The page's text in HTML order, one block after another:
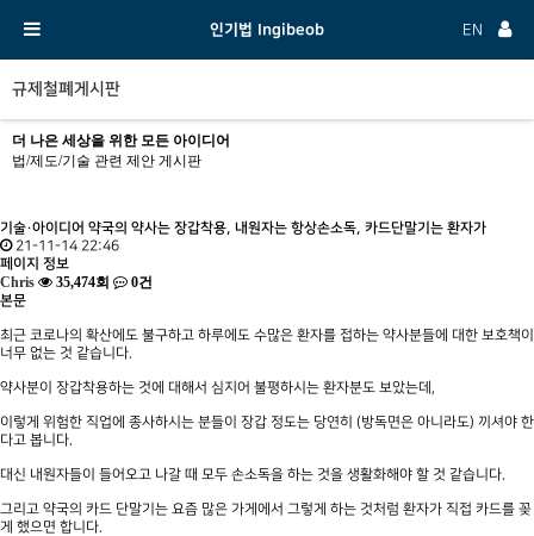
인기법 Ingibeob EN
규제철폐게시판
더 나은 세상을 위한 모든 아이디어
법/제도/기술 관련 제안 게시판
기술·아이디어 약국의 약사는 장갑착용, 내원자는 항상손소독, 카드단말기는 환자가
21-11-14 22:46
페이지 정보
Chris 35,474회 0건
본문
최근 코로나의 확산에도 불구하고 하루에도 수많은 환자를 접하는 약사분들에 대한 보호책이
너무 없는 것 같습니다.
약사분이 장갑착용하는 것에 대해서 심지어 불평하시는 환자분도 보았는데,
이렇게 위험한 직업에 종사하시는 분들이 장갑 정도는 당연히 (방독면은 아니라도) 끼셔야 한
다고 봅니다.
대신 내원자들이 들어오고 나갈 때 모두 손소독을 하는 것을 생활화해야 할 것 같습니다.
그리고 약국의 카드 단말기는 요즘 많은 가게에서 그렇게 하는 것처럼 환자가 직접 카드를 꽂
게 했으면 합니다.